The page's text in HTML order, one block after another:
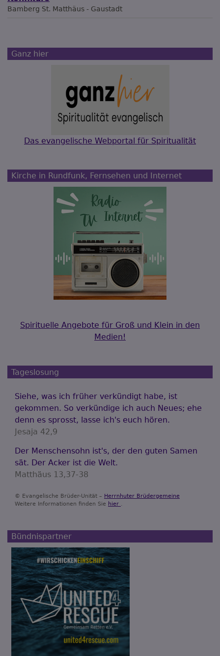
Bamberg St. Matthäus - Gaustadt
Ganz hier
Das evangelische Webportal für Spiritualität
Kirche in Rundfunk, Fernsehen und Internet
Spirituelle Angebote für Groß und Klein in den
Medien!
Tageslosung
Siehe, was ich früher verkündigt habe, ist
gekommen. So verkündige ich auch Neues; ehe
denn es sprosst, lasse ich's euch hören.
Jesaja 42,9
Der Menschensohn ist's, der den guten Samen
sät. Der Acker ist die Welt.
Matthäus 13,37-38
© Evangelische Brüder-Unität – Herrnhuter Brüdergemeine
Weitere Informationen finden Sie hier .
Bündnispartner